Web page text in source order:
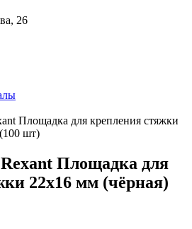
26
Площадка для крепления стяжки
шт)
Площадка для
22x16 мм (чёрная)